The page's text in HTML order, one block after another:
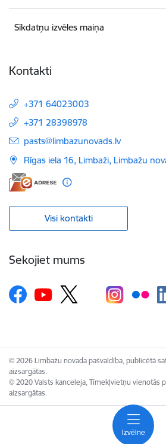
Izvēlne
Sīkdatņu izvēles maiņa
Kontakti
+371 64023003
+371 28398978
E-pasts:
pasts@limbazunovads.lv
Rīgas iela 16, Limbaži, Limbažu
Visi kontakti
Sekojiet mums
© 2026 Limbažu novada pašvaldība, publicētā
aizsargātas.
© 2020 Valsts kanceleja, Tīmekļvietņu vienotās
aizsargātas.